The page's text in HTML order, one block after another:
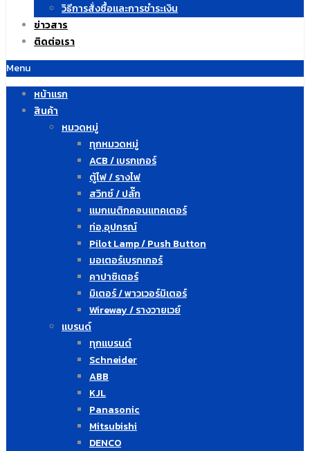
วิธีการสั่งซื้อและการชำระเงิน
ข่าวสาร
ติดต่อเรา
Menu
หน้าแรก
สินค้า
หมวดหมู่
ทุกหมวดหมู่
ACB / เบรกเกอร์
ตู้ไฟ / รางไฟ
สวิทซ์ / ปลั๊ก
แมกเนติกคอนแทคเตอร์
ท่อ,อุปกรณ์
Pilot Lamp / Push Button
มอเตอร์เบรกเกอร์
คาปาซิเตอร์
มิเตอร์ / พาวเวอร์มิเตอร์
Wireway / รางวายเวย์
แบรนด์
ทุกแบรนด์
Schneider
ABB
KJL
Panasonic
Mitsubishi
DENCO